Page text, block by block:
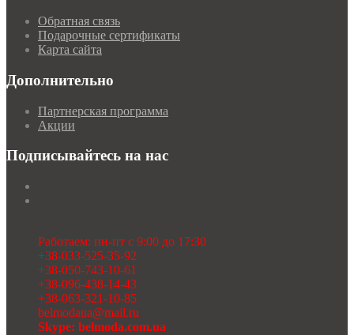
Обратная связь
Подарочные сертификаты
Карта сайта
Дополнительно
Партнерская программа
Акции
Подписывайтесь на нас
Работаем: пн-пт с 9:00 до 17:30
+38-033-525-35-92
+38-050-743-10-61
+38-096-438-14-43
+38-063-321-10-85
belmodaua@mail.ru
Skype: belmoda.com.ua